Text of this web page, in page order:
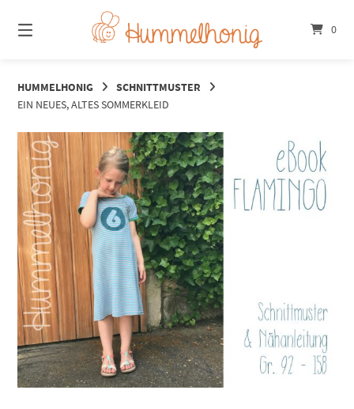
zum
Inhalt
0
HUMMELHONIG
SCHNITTMUSTER
EIN NEUES, ALTES SOMMERKLEID